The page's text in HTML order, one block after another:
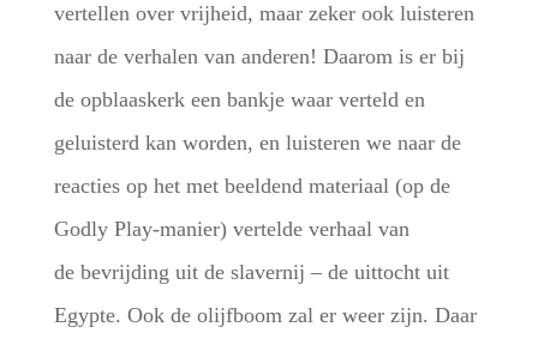
vertellen over vrijheid, maar zeker ook luisteren
naar de verhalen van anderen! Daarom is er bij
de opblaaskerk een bankje waar verteld en
geluisterd kan worden, en luisteren we naar de
reacties op het met beeldend materiaal (op de
Godly Play-manier) vertelde verhaal van
de bevrijding uit de slavernij – de uittocht uit
Egypte. Ook de olijfboom zal er weer zijn. Daar